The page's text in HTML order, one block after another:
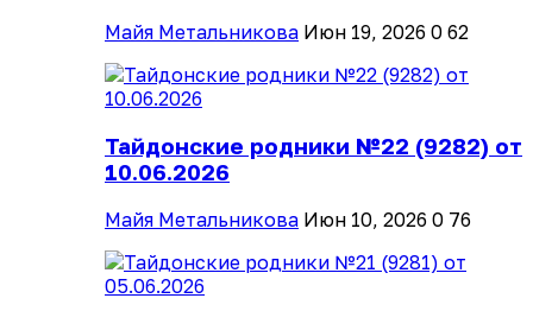
Майя Метальникова Июн 19, 2026 0 62
Тайдонские родники №22 (9282) от
10.06.2026
Майя Метальникова Июн 10, 2026 0 76